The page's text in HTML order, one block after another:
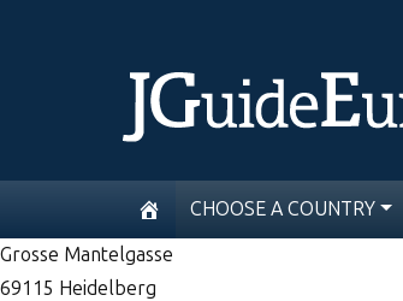
CHOOSE A COUNTRY
Grosse Mantelgasse
69115 Heidelberg